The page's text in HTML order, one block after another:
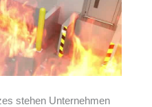
stehen Unternehmen